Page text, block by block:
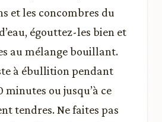
et les concombres du
égouttez-les bien et
au mélange bouillant.
à ébullition pendant
minutes ou jusqu’à ce
tendres. Ne faites pas